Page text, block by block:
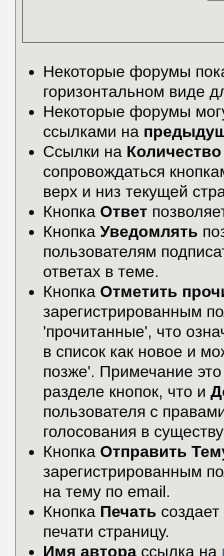
Некоторые форумы
горизонтальном виде
Некоторые форумы
ссылками на
Ссылки на
сопровождаться
верх и низ текущей
Кнопка Ответ
КнопкаУведомлять
пользователям
ответах в теме.
Кнопка Отметить
зарегистрированным
'прочитанные', что
в список как новое и
позже'. Примечание
разделе кнопок, что и
пользователя с
голосования в
Кнопка Отправить
зарегистрированным
на тему по email.
Кнопка Печать
печати страницу.
Имя автора ссылка на